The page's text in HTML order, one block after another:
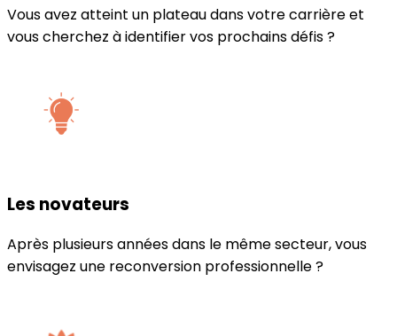
Vous avez atteint un plateau dans votre carrière et
vous cherchez à identifier vos prochains défis ?
Les novateurs
Après plusieurs années dans le même secteur, vous
envisagez une reconversion professionnelle ?